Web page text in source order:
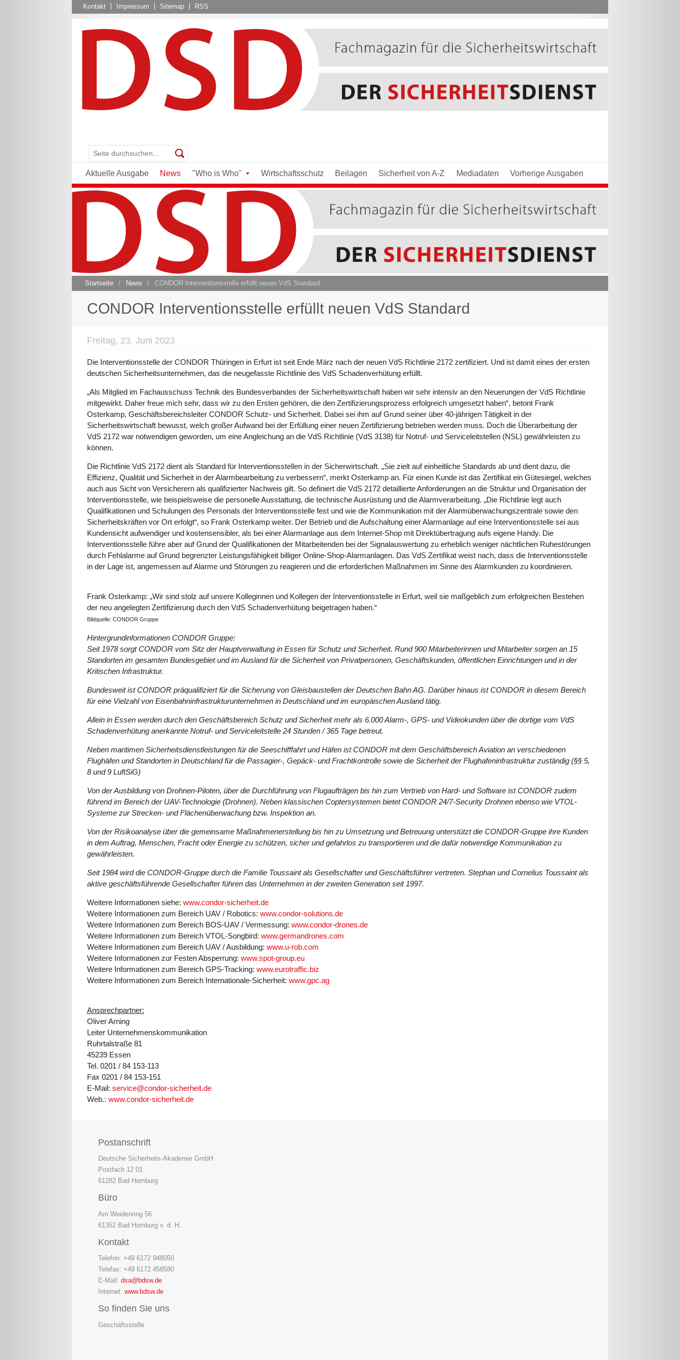
Kontakt Impressum Sitemap RSS
Aktuelle Ausgabe News "Who is Who" Wirtschaftsschutz Beilagen Sicherheit von A-Z Mediadaten Vorherige Ausgaben
Startseite / News / CONDOR Interventionsstelle erfüllt neuen VdS Standard
CONDOR Interventionsstelle erfüllt neuen VdS Standard
Freitag, 23. Juni 2023
Die Interventionsstelle der CONDOR Thüringen in Erfurt ist seit Ende März nach der neuen VdS Richtlinie 2172 zertifiziert. Und ist damit eines der ersten
deutschen Sicherheitsunternehmen, das die neugefasste Richtlinie des VdS Schadenverhütung erfüllt.
„Als Mitglied im Fachausschuss Technik des Bundesverbandes der Sicherheitswirtschaft haben wir sehr intensiv an den Neuerungen der VdS Richtlinie
mitgewirkt. Daher freue mich sehr, dass wir zu den Ersten gehören, die den Zertifizierungsprozess erfolgreich umgesetzt haben“, betont Frank
Osterkamp, Geschäftsbereichsleiter CONDOR Schutz- und Sicherheit. Dabei sei ihm auf Grund seiner über 40-jährigen Tätigkeit in der
Sicherheitswirtschaft bewusst, welch großer Aufwand bei der Erfüllung einer neuen Zertifizierung betrieben werden muss. Doch die Überarbeitung der
VdS 2172 war notwendigen geworden, um eine Angleichung an die VdS Richtlinie (VdS 3138) für Notruf- und Serviceleitstellen (NSL) gewährleisten zu
können.
Die Richtlinie VdS 2172 dient als Standard für Interventionsstellen in der Sicherwirtschaft. „Sie zielt auf einheitliche Standards ab und dient dazu, die
Effizienz, Qualität und Sicherheit in der Alarmbearbeitung zu verbessern“, merkt Osterkamp an. Für einen Kunde ist das Zertifikat ein Gütesiegel, welches
auch aus Sicht von Versicherern als qualifizierter Nachweis gilt. So definiert die VdS 2172 detaillierte Anforderungen an die Struktur und Organisation der
Interventionsstelle, wie beispielsweise die personelle Ausstattung, die technische Ausrüstung und die Alarmverarbeitung. „Die Richtlinie legt auch
Qualifikationen und Schulungen des Personals der Interventionsstelle fest und wie die Kommunikation mit der Alarmüberwachungszentrale sowie den
Sicherheitskräften vor Ort erfolgt“, so Frank Osterkamp weiter. Der Betrieb und die Aufschaltung einer Alarmanlage auf eine Interventionsstelle sei aus
Kundensicht aufwendiger und kostensensibler, als bei einer Alarmanlage aus dem Internet-Shop mit Direktübertragung aufs eigene Handy. Die
Interventionsstelle führe aber auf Grund der Qualifikationen der Mitarbeitenden bei der Signalauswertung zu erheblich weniger nächtlichen Ruhestörungen
durch Fehlalarme auf Grund begrenzter Leistungsfähigkeit billiger Online-Shop-Alarmanlagen. Das VdS Zertifikat weist nach, dass die Interventionsstelle
in der Lage ist, angemessen auf Alarme und Störungen zu reagieren und die erforderlichen Maßnahmen im Sinne des Alarmkunden zu koordinieren.
Frank Osterkamp: „Wir sind stolz auf unsere Kolleginnen und Kollegen der Interventionsstelle in Erfurt, weil sie maßgeblich zum erfolgreichen Bestehen
der neu angelegten Zertifizierung durch den VdS Schadenverhütung beigetragen haben.“
Bildquelle: CONDOR Gruppe
Hintergrundinformationen CONDOR Gruppe:
Seit 1978 sorgt CONDOR vom Sitz der Hauptverwaltung in Essen für Schutz und Sicherheit. Rund 900 Mitarbeiterinnen und Mitarbeiter sorgen an 15
Standorten im gesamten Bundesgebiet und im Ausland für die Sicherheit von Privatpersonen, Geschäftskunden, öffentlichen Einrichtungen und in der
Kritischen Infrastruktur.
Bundesweit ist CONDOR präqualifiziert für die Sicherung von Gleisbaustellen der Deutschen Bahn AG. Darüber hinaus ist CONDOR in diesem Bereich
für eine Vielzahl von Eisenbahninfrastrukturunternehmen in Deutschland und im europäischen Ausland tätig.
Allein in Essen werden durch den Geschäftsbereich Schutz und Sicherheit mehr als 6.000 Alarm-, GPS- und Videokunden über die dortige vom VdS
Schadenverhütung anerkannte Notruf- und Serviceleitstelle 24 Stunden / 365 Tage betreut.
Neben maritimen Sicherheitsdienstleistungen für die Seeschifffahrt und Häfen ist CONDOR mit dem Geschäftsbereich Aviation an verschiedenen
Flughäfen und Standorten in Deutschland für die Passagier-, Gepäck- und Frachtkontrolle sowie die Sicherheit der Flughafeninfrastruktur zuständig (§§ 5,
8 und 9 LuftSiG)
Von der Ausbildung von Drohnen-Piloten, über die Durchführung von Flugaufträgen bis hin zum Vertrieb von Hard- und Software ist CONDOR zudem
führend im Bereich der UAV-Technologie (Drohnen). Neben klassischen Coptersystemen bietet CONDOR 24/7-Security Drohnen ebenso wie VTOL-
Systeme zur Strecken- und Flächenüberwachung bzw. Inspektion an.
Von der Risikoanalyse über die gemeinsame Maßnahmenerstellung bis hin zu Umsetzung und Betreuung unterstützt die CONDOR-Gruppe ihre Kunden
in dem Auftrag, Menschen, Fracht oder Energie zu schützen, sicher und gefahrlos zu transportieren und die dafür notwendige Kommunikation zu
gewährleisten.
Seit 1984 wird die CONDOR-Gruppe durch die Familie Toussaint als Gesellschafter und Geschäftsführer vertreten. Stephan und Cornelius Toussaint als
aktive geschäftsführende Gesellschafter führen das Unternehmen in der zweiten Generation seit 1997.
Weitere Informationen siehe: www.condor-sicherheit.de
Weitere Informationen zum Bereich UAV / Robotics: www.condor-solutions.de
Weitere Informationen zum Bereich BOS-UAV / Vermessung: www.condor-drones.de
Weitere Informationen zum Bereich VTOL-Songbird: www.germandrones.com
Weitere Informationen zum Bereich UAV / Ausbildung: www.u-rob.com
Weitere Informationen zur Festen Absperrung: www.spot-group.eu
Weitere Informationen zum Bereich GPS-Tracking: www.eurotraffic.biz
Weitere Informationen zum Bereich Internationale-Sicherheit: www.gpc.ag
Ansprechpartner:
Oliver Arning
Leiter Unternehmenskommunikation
Ruhrtalstraße 81
45239 Essen
Tel. 0201 / 84 153-113
Fax 0201 / 84 153-151
E-Mail: service@condor-sicherheit.de
Web.: www.condor-sicherheit.de
Postanschrift
Deutsche Sicherheits-Akademie GmbH
Postfach 12 01
61282 Bad Homburg
Büro
Am Weidenring 56
61352 Bad Homburg v. d. H.
Kontakt
Telefon: +49 6172 948050
Telefax: +49 6172 458580
E-Mail: dsa@bdsw.de
Internet: www.bdsw.de
So finden Sie uns
Geschäftsstelle